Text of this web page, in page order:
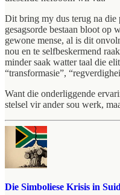
Dit bring my dus terug na die
gesagsorde bestaan bloot op
gewone mense, al is dit
nou en te selfbeskermend
minder saak watter taal die
“transformasie”,
Want die onderliggende
stelsel vir ander sou werk,
Die Simboliese Krisis in